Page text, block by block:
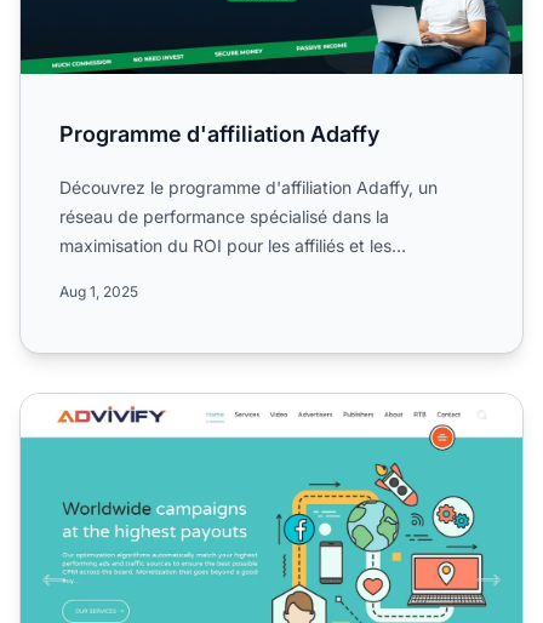
Programme d'affiliation Adaffy
Découvrez le programme d'affiliation Adaffy, un
réseau de performance spécialisé dans la
maximisation du ROI pour les affiliés et les
Aug 1, 2025
Programme d'affiliation Advivify